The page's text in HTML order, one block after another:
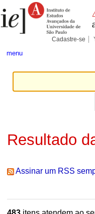
para
conteúdo.
Pessoais
Cadastre-se
menu
Resultado
Assinar um RSS